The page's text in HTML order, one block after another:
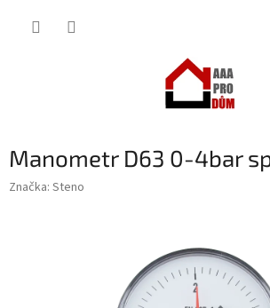
Manometr D63 0-4bar
Značka: Steno